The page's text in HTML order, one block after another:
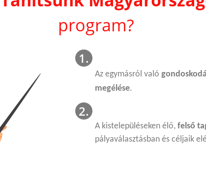
program?
Az egymásról való
megélése.
A kistelepüléseken élő, felső
pályaválasztásban és céljaik